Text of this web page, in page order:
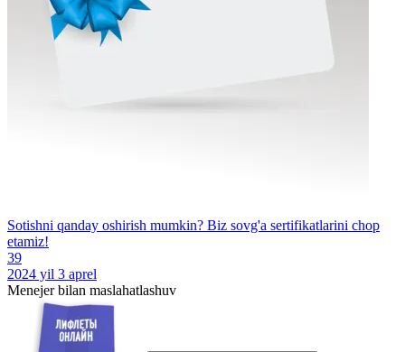
Sotishni qanday oshirish mumkin? Biz sovg'a sertifikatlarini chop
etamiz!
39
2024 yil 3 aprel
Menejer bilan maslahatlashuv